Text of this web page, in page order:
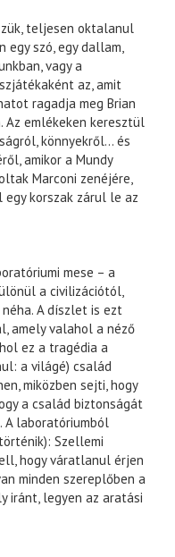
teljesen oktalanul
egy szó, egy dallam,
vagy a
az, amit
ragadja meg Brian
emlékeken keresztül
könnyekről… és
amikor a Mundy
Marconi zenéjére,
korszak zárul le az
mese – a
a civilizációtól,
A díszlet is ezt
amely valahol a néző
ez a tragédia a
a világé) család
miközben sejti, hogy
a család biztonságát
A laboratóriumból
Szellemi
hogy váratlanul érjen
minden szereplőben a
iránt, legyen az aratási